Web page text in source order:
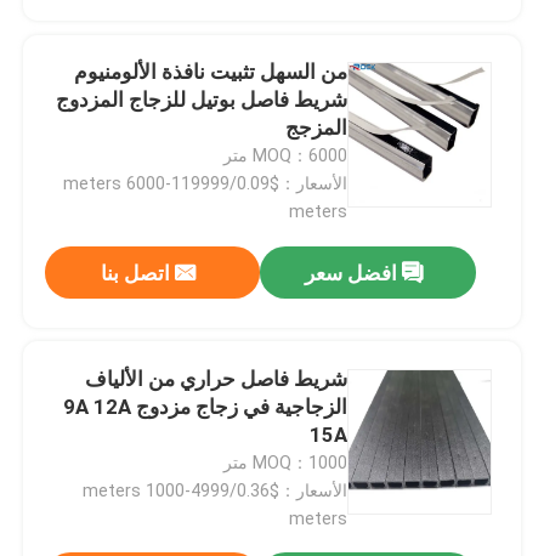
من السهل تثبيت نافذة الألومنيوم
شريط فاصل بوتيل للزجاج المزدوج
المزجج
MOQ：6000 متر
الأسعار：$0.09/meters 6000-119999
meters
افضل سعر اتصل بنا
شريط فاصل حراري من الألياف
الزجاجية في زجاج مزدوج 9A 12A
15A
MOQ：1000 متر
الأسعار：$0.36/meters 1000-4999
meters